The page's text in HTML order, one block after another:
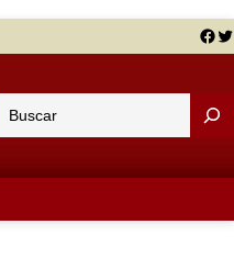
Facebook Twitter